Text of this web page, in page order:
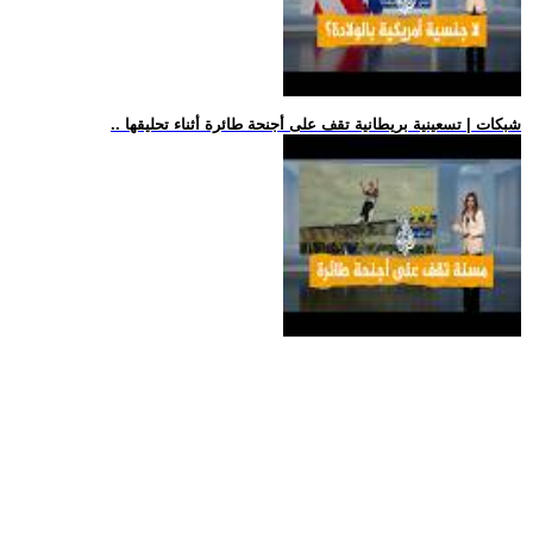
.. شبكات | تسعينية بريطانية تقف على أجنحة طائرة أثناء تحليقها